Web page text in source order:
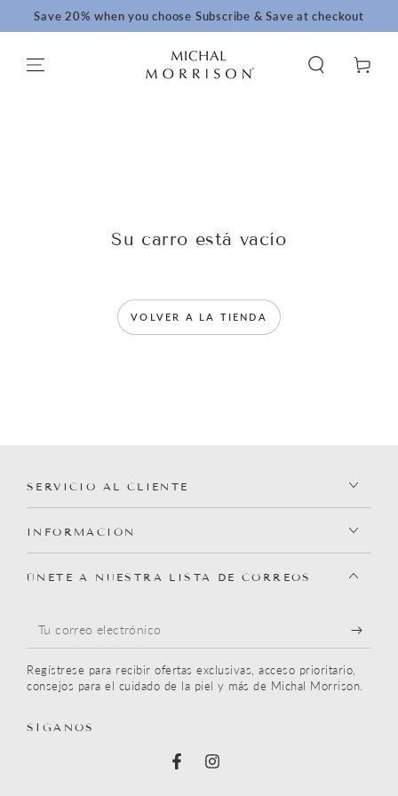
IR AL
CONTENIDO
Save 20% when you choose Subscribe & Save at checkout
Carrito
Su carro está vacío
VOLVER A LA TIENDA
SERVICIO AL CLIENTE
INFORMACIÓN
ÚNETE A NUESTRA LISTA DE CORREOS
Tu
correo
electrónico
Regístrese para recibir ofertas exclusivas, acceso prioritario,
consejos para el cuidado de la piel y más de Michal Morrison.
SÍGANOS
FacebookInstagram